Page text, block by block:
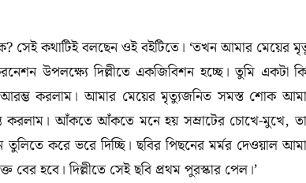
? সেই কথাটিই বলছেন ওই বইটিতে। ‘তখন আমার মেয়ের
উপলক্ষ্যে দিল্লীতে একজিবিশন হচ্ছে। তুমি একটা
করলাম। আমার মেয়ের মৃত্যুজনিত সমস্ত শোক
করলাম। আঁকতে আঁকতে মনে হয় সম্রাটের চোখে-মুখে,
করে ভরে দিচ্ছি। ছবির পিছনের মর্মর দেওয়াল
হবে। দিল্লীতে সেই ছবি প্রথম পুরস্কার পেল।’